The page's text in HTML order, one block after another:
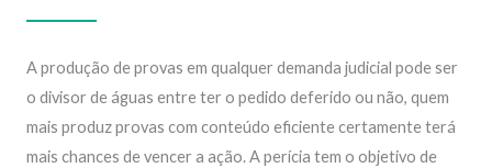
A produção de provas em qualquer demanda judicial pode ser
o divisor de águas entre ter o pedido deferido ou não, quem
mais produz provas com conteúdo eficiente certamente terá
mais chances de vencer a ação. A perícia tem o objetivo de